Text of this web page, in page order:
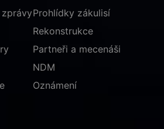
zprávyProhlídky zákulisí
Rekonstrukce
Partneři a mecenáši
NDM
Oznámení